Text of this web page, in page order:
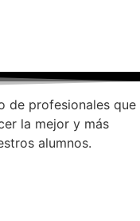
de profesionales que
la mejor y más
alumnos.